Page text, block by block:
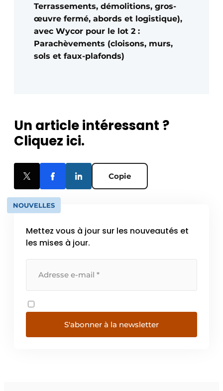
Terrassements, démolitions, gros-
œuvre fermé, abords et logistique),
avec Wycor pour le lot 2 :
Parachèvements (cloisons, murs,
sols et faux-plafonds)
Un article intéressant ?
Cliquez ici.
Copie
NOUVELLES
Mettez vous à jour sur les nouveautés et
les mises à jour.
S'abonner à la newsletter